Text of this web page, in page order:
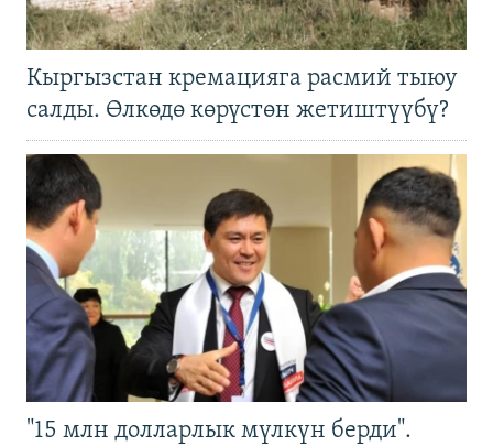
Кыргызстан кремацияга расмий тыюу
салды. Өлкөдө көрүстөн жетиштүүбү?
"15 млн долларлык мүлкүн берди".